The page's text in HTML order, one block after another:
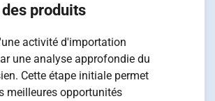
produits
activité d'importation
une analyse approfondie du
Cette étape initiale permet
meilleures opportunités